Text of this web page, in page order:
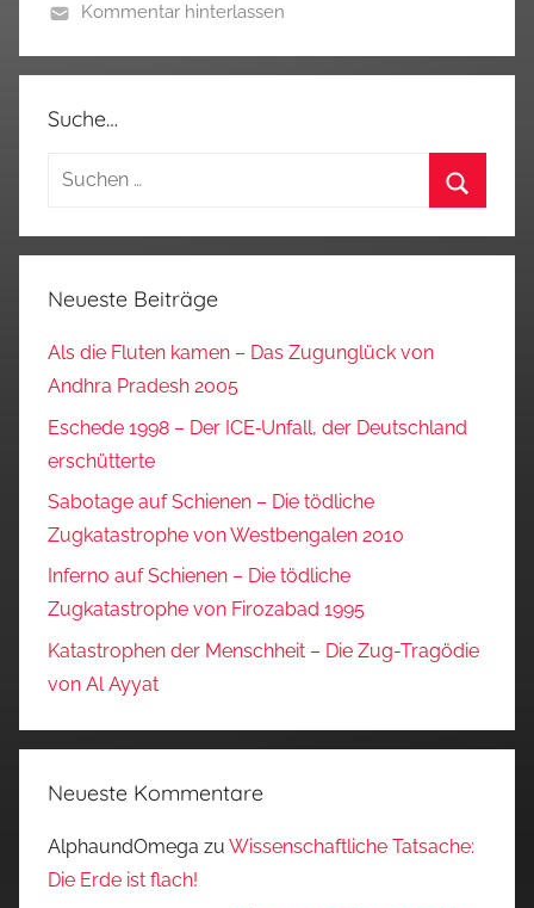
Kommentar hinterlassen
Suche…
Suchen
Neueste Beiträge
Als die Fluten kamen – Das Zugunglück von
Andhra Pradesh 2005
Eschede 1998 – Der ICE‑Unfall, der Deutschland
erschütterte
Sabotage auf Schienen – Die tödliche
Zugkatastrophe von Westbengalen 2010
Inferno auf Schienen – Die tödliche
Zugkatastrophe von Firozabad 1995
Katastrophen der Menschheit – Die Zug-Tragödie
von Al Ayyat
Neueste Kommentare
AlphaundOmega zu Wissenschaftliche Tatsache:
Die Erde ist flach!